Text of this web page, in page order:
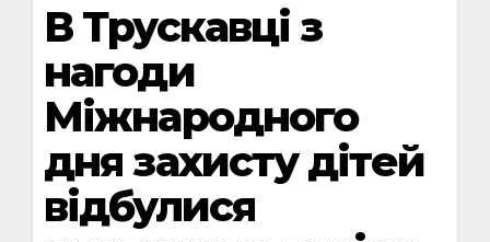
В Трускавці з
нагоди
Міжнародного
дня захисту дітей
відбулися